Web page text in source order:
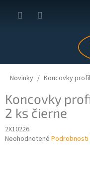
Novinky Koncovky
Koncovky
2 ks čierne
2X10226
Priemerné
Neohodnotené